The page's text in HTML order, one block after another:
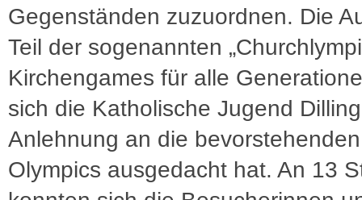
Gegenständen zuzuordnen. Die
Teil der sogenannten
Kirchengames für alle
sich die Katholische Jugend
Anlehnung an die
Olympics ausgedacht hat. An 13